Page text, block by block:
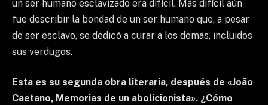
un ser humano esclavizado era difícil. Más difícil aún
fue describir la bondad de un ser humano que, a pesar
de ser esclavo, se dedicó a curar a los demás, incluidos
sus verdugos.
Esta es su segunda obra literaria, después de «João
Caetano, Memorias de un abolicionista». ¿Cómo